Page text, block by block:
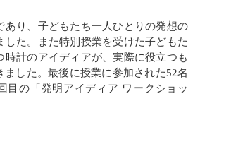
り、子どもたち一人ひとりの発想の
た。また特別授業を受けた子どもた
計のアイディアが、実際に役立つも
した。最後に授業に参加された52名
目の「発明アイディア ワークショッ